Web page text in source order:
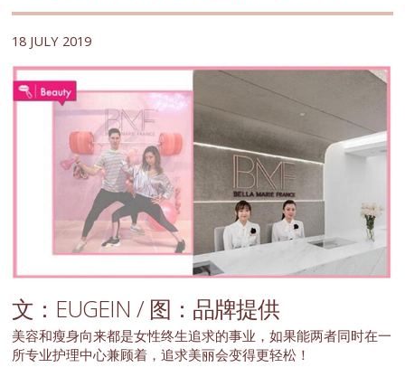
18 JULY 2019
文：EUGEIN / 图：品牌提供
美容和瘦身向来都是女性终生追求的事业，如果能两者同时在一
所专业护理中心兼顾着，追求美丽会变得更轻松！